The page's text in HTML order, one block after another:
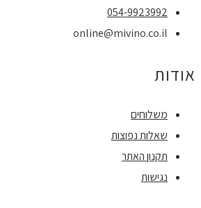
054-9923992
online@mivino.co.il
אודות
משלוחים
שאלות נפוצות
תקנון האתר
נגישות